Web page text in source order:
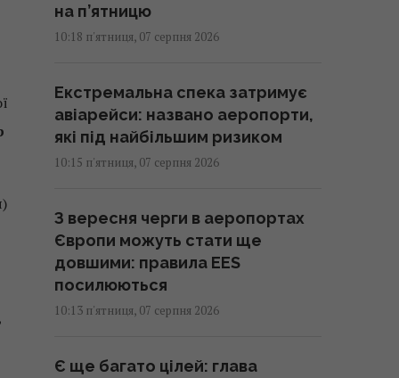
на п’ятницю
10:18 п'ятниця, 07 серпня 2026
Екстремальна спека затримує
авіарейси: названо аеропорти,
які під найбільшим ризиком
10:15 п'ятниця, 07 серпня 2026
З вересня черги в аеропортах
Європи можуть стати ще
довшими: правила EES
посилюються
10:13 п'ятниця, 07 серпня 2026
Є ще багато цілей: глава